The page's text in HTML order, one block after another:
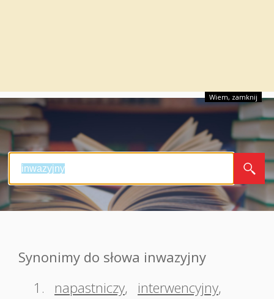
Wiem, zamknij
Synonimy do słowa inwazyjny
1.
napastniczy, interwencyjny,